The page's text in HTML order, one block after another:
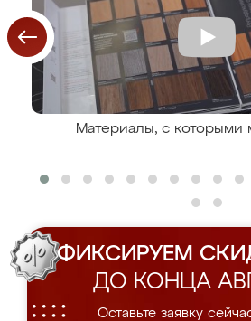
Материалы, с которыми
ФИКСИРУЕМ
ДО КОНЦА
Оставьте заявку